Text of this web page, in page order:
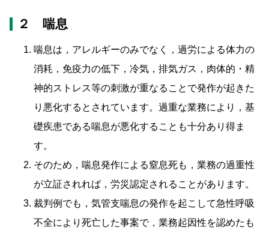
２ 喘息
喘息は，アレルギーのみでなく，過労による体力の
消耗，免疫力の低下，冷気，排気ガス，肉体的・精
神的ストレス等の刺激が重なることで発作が起きた
り悪化するとされています。過重な業務により，基
礎疾患である喘息が悪化することも十分あり得ま
す。
そのため，喘息発作による窒息死も，業務の過重性
が立証されれば，労災認定されることがあります。
裁判例でも，気管支喘息の発作を起こして急性呼吸
不全により死亡した事案で，業務起因性を認めたも